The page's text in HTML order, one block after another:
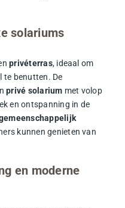
solariums
privéterras, ideaal om
te benutten. De
privé solarium met volop
en ontspanning in de
kunnen genieten van
en moderne